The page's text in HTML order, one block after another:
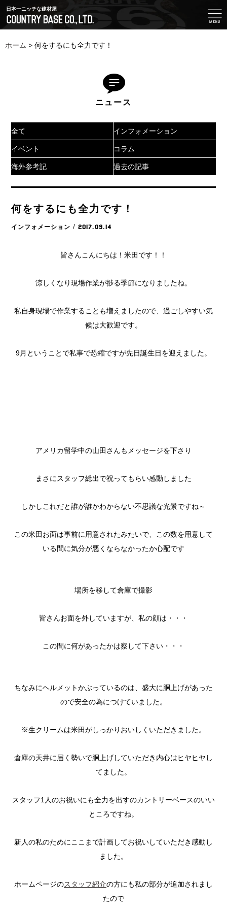
日本一ニッチな建材屋
ホーム > 何をするにも全力です！
ニュース
全て インフォメーション
イベント コラム
海外参考記 過去の記事
何をするにも全力です！
インフォメーション / 2017.09.14
皆さんこんにちは！米田です！！
涼しくなり現場作業が捗る季節になりましたね。
私自身現場で作業することも増えましたので、過ごしやすい気
候は大歓迎です。
9月ということで私事で恐縮ですが先日誕生日を迎えました。
アメリカ留学中の山田さんもメッセージを下さり
まさにスタッフ総出で祝ってもらい感動しました
しかしこれだと誰が誰かわからない不思議な光景ですね～
この米田お面は事前に用意されたみたいで、この数を用意して
いる間に気分が悪くならなかったか心配です
場所を移して倉庫で撮影
皆さんお面を外していますが、私の顔は・・・
この間に何があったかは察して下さい・・・
ちなみにヘルメットかぶっているのは、盛大に胴上げがあった
ので安全の為につけていました。
※生クリームは米田がしっかりおいしくいただきました。
倉庫の天井に届く勢いで胴上げしていただき内心はヒヤヒヤし
てました。
スタッフ1人のお祝いにも全力を出すのカントリーベースのいい
ところですね。
新人の私のためにここまで計画してお祝いしていただき感動し
ました。
ホームページのスタッフ紹介の方にも私の部分が追加されまし
たので